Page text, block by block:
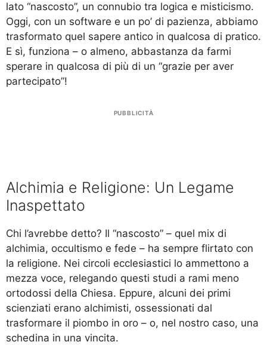
lato “nascosto”, un connubio tra logica e misticismo.
Oggi, con un software e un po’ di pazienza, abbiamo
trasformato quel sapere antico in qualcosa di pratico.
E sì, funziona – o almeno, abbastanza da farmi
sperare in qualcosa di più di un “grazie per aver
partecipato”!
PUBBLICITÀ
Alchimia e Religione: Un Legame
Inaspettato
Chi l’avrebbe detto? Il “nascosto” – quel mix di
alchimia, occultismo e fede – ha sempre flirtato con
la religione. Nei circoli ecclesiastici lo ammettono a
mezza voce, relegando questi studi a rami meno
ortodossi della Chiesa. Eppure, alcuni dei primi
scienziati erano alchimisti, ossessionati dal
trasformare il piombo in oro – o, nel nostro caso, una
schedina in una vincita.